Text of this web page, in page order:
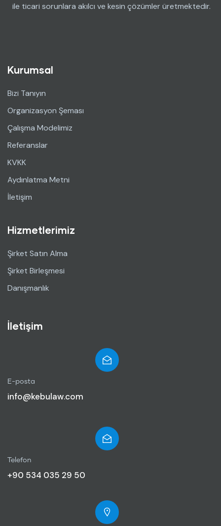
ile ticari sorunlara akılcı ve kesin çözümler üretmektedir.
Kurumsal
Bizi Tanıyın
Organizasyon Şeması
Çalışma Modelimiz
Referanslar
KVKK
Aydınlatma Metni
İletişim
Hizmetlerimiz
Şirket Satın Alma
Şirket Birleşmesi
Danışmanlık
İletişim
E-posta
info@kebulaw.com
Telefon
+90 534 035 29 50